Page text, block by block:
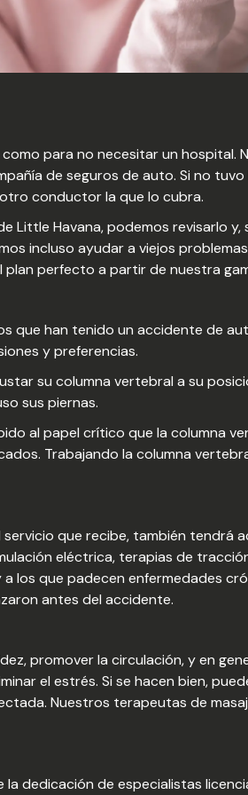
para no necesitar un hospital.
de seguros de auto. Si no
conductor la que lo cubra.
Little Havana, podemos revisarlo
incluso ayudar a viejos
perfecto a partir de nuestra
que han tenido un accidente de
y preferencias.
su columna vertebral a su
sus piernas.
al papel crítico que la columna
Trabajando la columna
que recibe, también
eléctrica, terapias de
los que padecen enfermedades
antes del accidente.
promover la circulación, y en
el estrés. Si se hacen bien,
Nuestros terapeutas de
dedicación de especialistas